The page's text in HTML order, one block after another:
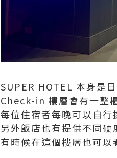
SUPER HOTEL 本身是
Check-in 樓層會有一整
每位住宿者每晚可以自行
另外飯店也有提供不同硬
有時候在這個樓層也可以